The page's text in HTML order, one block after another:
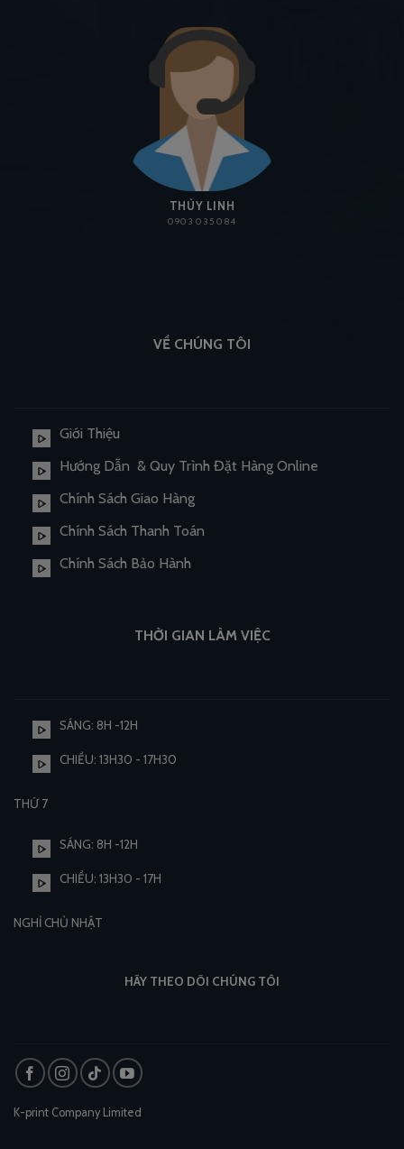
THÙY LINH
0903 035 084
VỀ CHÚNG TÔI
Giới Thiệu
Hướng Dẫn & Quy Trình Đặt Hàng Online
Chính Sách Giao Hàng
Chính Sách Thanh Toán
Chính Sách Bảo Hành
THỜI GIAN LÀM VIỆC
SÁNG: 8H -12H
CHIỀU: 13H30 - 17H30
THỨ 7
SÁNG: 8H -12H
CHIỀU: 13H30 - 17H
NGHỈ CHỦ NHẬT
HÃY THEO DÕI CHÚNG TÔI
K-print Company Limited